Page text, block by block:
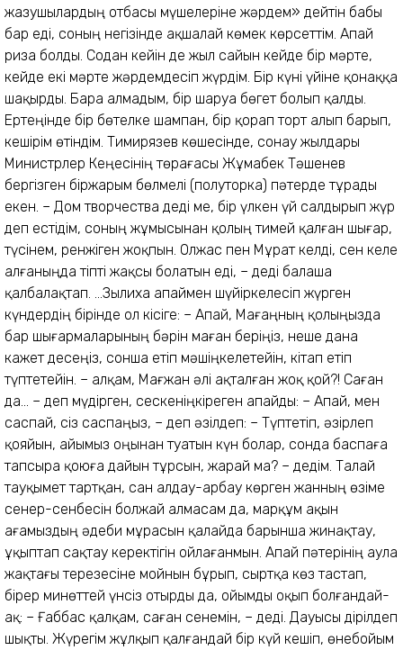
жазушылардың отбасы мүшелеріне жәрдем» дейтін бабы
бар еді, соның негізінде ақшалай көмек көрсеттім. Апай
риза болды. Содан кейін де жыл сайын кейде бір мәрте,
кейде екі мәрте жәрдемдесіп жүрдім. Бір күні үйіне қонаққа
шақырды. Бара алмадым, бір шаруа бөгет болып қалды.
Ертеңінде бір бөтелке шампан, бір қорап торт алып барып,
кешірім өтіндім. Тимирязев көшесінде, сонау жылдары
Министрлер Кеңесінің төрағасы Жұмабек Тәшенев
бергізген біржарым бөлмелі (полуторка) пәтерде тұрады
екен. – Дом творчества деді ме, бір үлкен үй салдырып жүр
деп естідім, соның жұмысынан қолың тимей қалған шығар,
түсінем, ренжіген жоқпын. Олжас пен Мұрат келді, сен келе
алғаныңда тіпті жақсы болатын еді, – деді балаша
қалбалақтап. ...Зылиха апаймен шүйіркелесіп жүрген
күндердің бірінде ол кісіге: – Апай, Мағаңның қо­лыңызда
бар шығармалары­ның бәрін маған беріңіз, неше дана
кажет десеңіз, сонша етіп мә­шіңкелетейін, кітап етіп
түптетейін. – Қалқам, Мағжан әлі ақталған жоқ қой?! Саған
да... – деп мүдірген, сескеніңкіреген апайды: – Апай, мен
саспай, сіз саспаңыз, – деп әзілдеп: – Түптетіп, әзірлеп
қояйын, айымыз оңынан туатын күн болар, сонда баспаға
тапсыра қоюға дайын тұрсын, жарай ма? – дедім. Талай
тауқымет тартқан, сан алдау-арбау көрген жанның өзіме
сенер-сенбесін болжай алмасам да, марқұм ақын
ағамыздың әдеби мұрасын қалайда барынша жинақтау,
ұқыптап сақтау керектігін ойлағанмын. Апай пәтерінің аула
жақтағы терезесіне мойнын бұрып, сыртқа көз тастап,
бірер минөттей үнсіз отырды да, ойымды оқып болғандай-
ақ: – Ғаббас қалқам, саған сенемін, – деді. Дауысы дірілдеп
шықты. Жүрегім жұлқып қалған­дай бір күй кешіп, өнебойым